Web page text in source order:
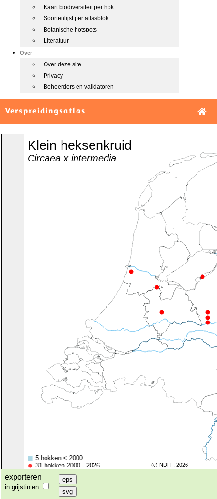
Kaart biodiversiteit per hok
Soortenlijst per atlasblok
Botanische hotspots
Literatuur
Over
Over deze site
Privacy
Beheerders en validatoren
Verspreidingsatlas